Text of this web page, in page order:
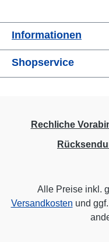
Informationen
Shopservice
Rechliche
Alle Preise inkl.
Versandkosten und